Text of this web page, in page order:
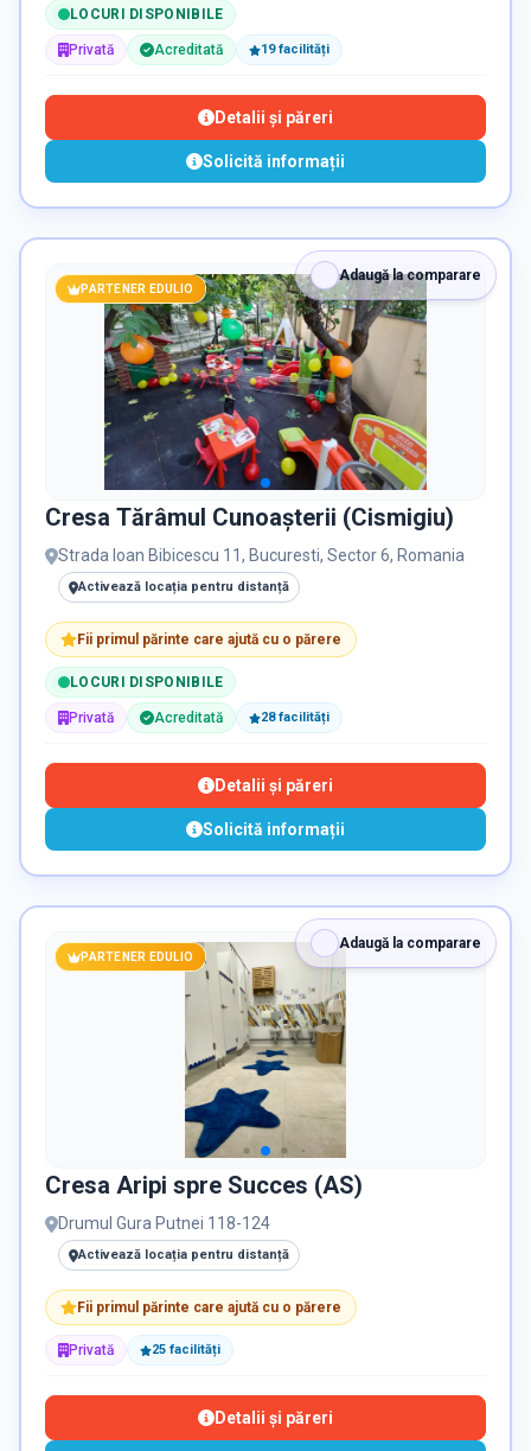
LOCURI DISPONIBILE
Privată Acreditată 19facilități
Detalii și păreri
Solicită informații
Adaugă la comparare
PARTENER EDULIO
Cresa Tărâmul Cunoașterii (Cismigiu)
Strada Ioan Bibicescu 11, Bucuresti, Sector 6, Romania
Activează locația pentru distanță
Fii primul părinte care ajută cu o părere
LOCURI DISPONIBILE
Privată Acreditată 28facilități
Detalii și păreri
Solicită informații
Adaugă la comparare
PARTENER EDULIO
Cresa Aripi spre Succes (AS)
Drumul Gura Putnei 118-124
Activează locația pentru distanță
Fii primul părinte care ajută cu o părere
Privată 25 facilități
Detalii și păreri